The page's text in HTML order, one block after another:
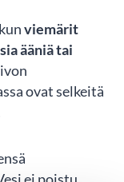
viemärit
ääniä tai
ovat selkeitä